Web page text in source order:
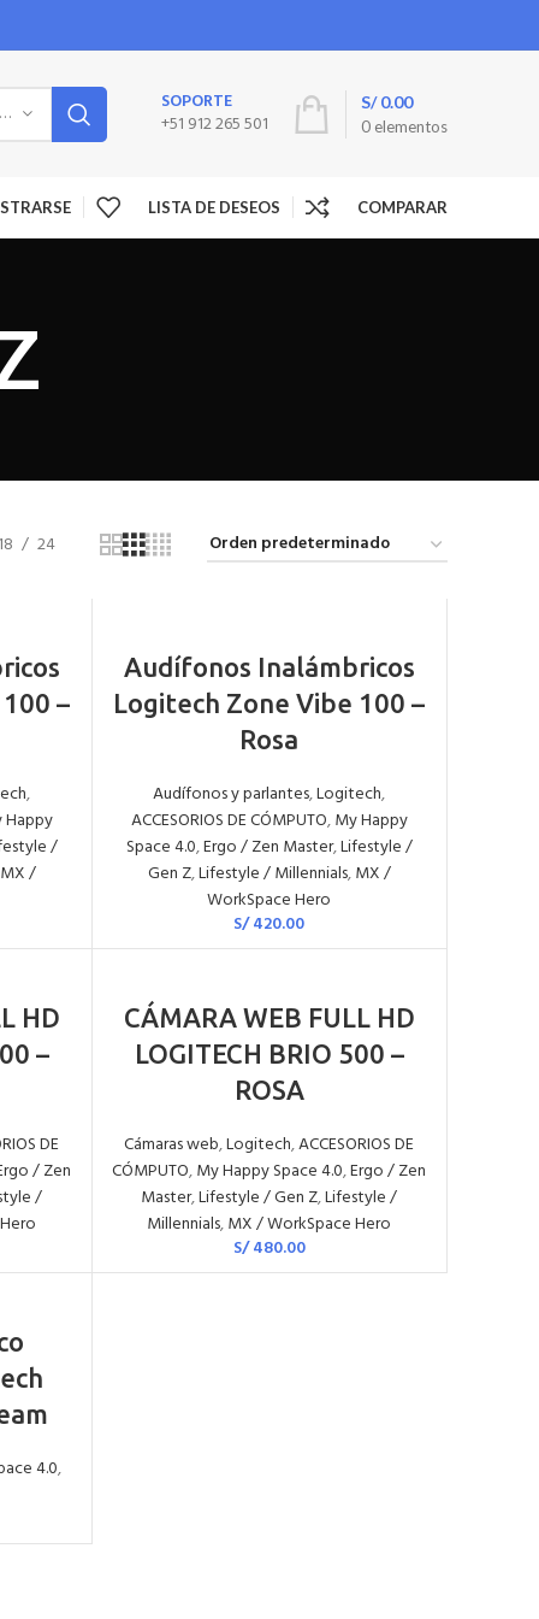
SELECCIONE LA CATEGORÍA
SOPORTE
+51 912 265 501
0 elementos
S/0.00
LISTA DE DESEOS COMPARAR
18 24
–
,
Happy
/
MX /
AÑADIR AL CARRITO
Audífonos Inalámbricos
Logitech Zone Vibe 100 –
Rosa
Audífonos y parlantes,Logitech,
ACCESORIOS DE CÓMPUTO,My Happy
Space 4.0,Ergo / Zen Master,Lifestyle /
Gen Z,Lifestyle / Millennials,MX /
WorkSpace Hero
S/420.00
HD
–
DE
/ Zen
/
CÁMARA WEB FULL HD
LOGITECH BRIO 500 –
ROSA
Cámaras web,Logitech,ACCESORIOS DE
CÓMPUTO,My Happy Space 4.0,Ergo / Zen
Master,Lifestyle / Gen Z,Lifestyle /
Millennials,MX / WorkSpace Hero
S/480.00
4.0,